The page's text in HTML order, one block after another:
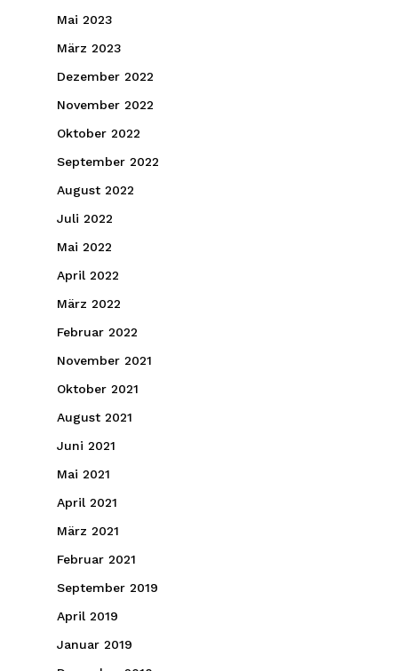
Mai 2023
März 2023
Dezember 2022
November 2022
Oktober 2022
September 2022
August 2022
Juli 2022
Mai 2022
April 2022
März 2022
Februar 2022
November 2021
Oktober 2021
August 2021
Juni 2021
Mai 2021
April 2021
März 2021
Februar 2021
September 2019
April 2019
Januar 2019